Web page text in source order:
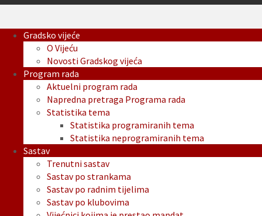
Gradsko vijeće
O Vijeću
Novosti Gradskog vijeća
Program rada
Aktuelni program rada
Napredna pretraga Programa rada
Statistika tema
Statistika programiranih tema
Statistika neprogramiranih tema
Sastav
Trenutni sastav
Sastav po strankama
Sastav po radnim tijelima
Sastav po klubovima